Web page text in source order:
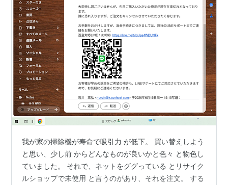
我が家の掃除機が寿命で吸引力 が低下。 買い替えしよう
と思い、少し前 からどんなものが良いかと色々 と物色し
ていました。 それで、ネットをググっている とリサイク
ルショップで未使用 と言うのがあり、それを注文。 する